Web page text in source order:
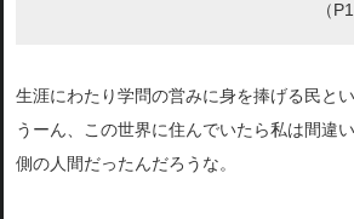
（
生涯にわたり学問の営みに身を捧げる民と
うーん、この世界に住んでいたら私は間違
側の人間だったんだろうな。